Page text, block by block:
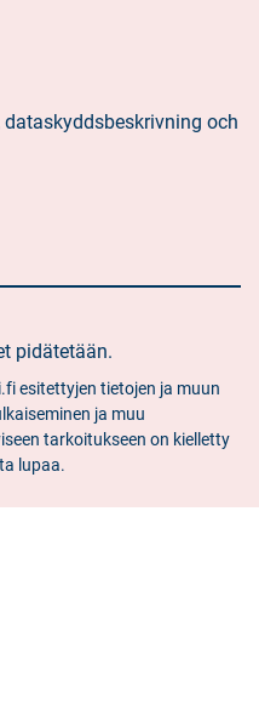
och
pidätetään.
esitettyjen tietojen ja muun
ja muu
tarkoitukseen on kielletty
lupaa.